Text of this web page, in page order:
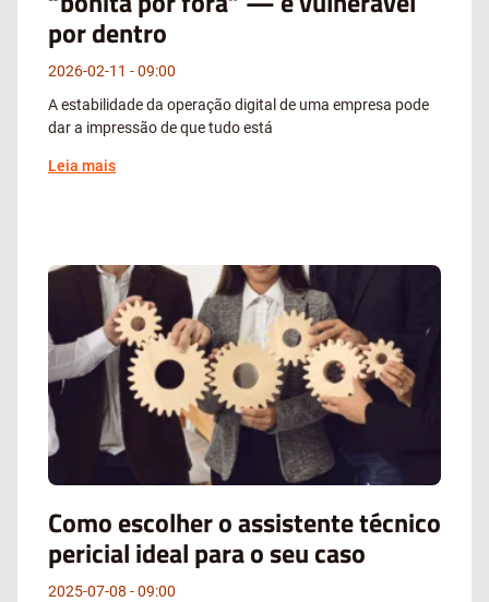
por dentro
2026-02-11
09:00
A estabilidade da operação digital de uma empresa pode
dar a impressão de que tudo está
Leia mais
Como escolher o assistente técnico
pericial ideal para o seu caso
2025-07-08
09:00